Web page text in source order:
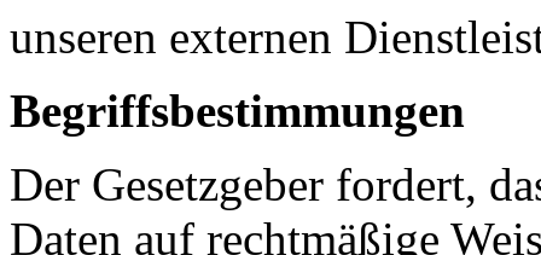
unseren externen
Begriffsbestimmungen
Der Gesetzgeber fordert,
Daten auf rechtmäßige